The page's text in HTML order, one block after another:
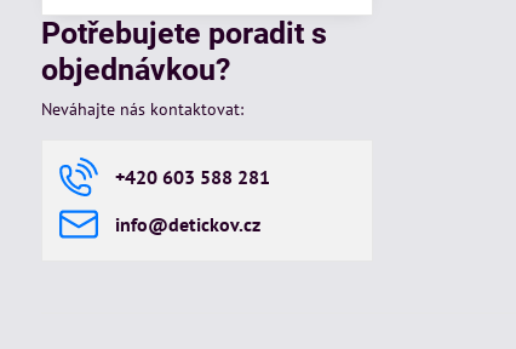
filtru
fulltextem
Potřebujete poradit s
objednávkou?
Neváhajte nás kontaktovat:
+420 603 588 281
info​@detickov​.cz